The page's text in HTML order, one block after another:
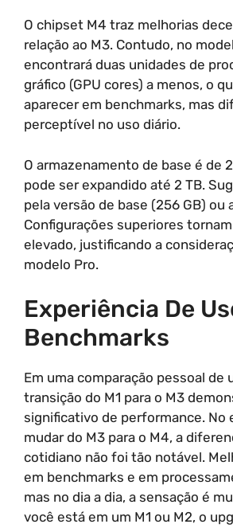
O chipset M4 traz melhorias
relação ao M3. Contudo, no
encontrará duas unidades de
gráfico (GPU cores) a menos, o
aparecer em benchmarks, mas
perceptível no uso diário.
O armazenamento de base é de
pode ser expandido até 2 TB.
pela versão de base (256 GB) ou
Configurações superiores
elevado, justificando a
modelo Pro.
Experiência De
Benchmarks
Em uma comparação pessoal de
transição do M1 para o M3
significativo de performance. No
mudar do M3 para o M4, a
cotidiano não foi tão notável.
em benchmarks e em
mas no dia a dia, a sensação é
você está em um M1 ou M2, o